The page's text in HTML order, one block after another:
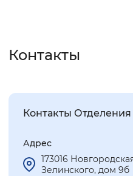
Контакты
Контакты Отделения
Адрес
173016
Зелинского, дом 9б